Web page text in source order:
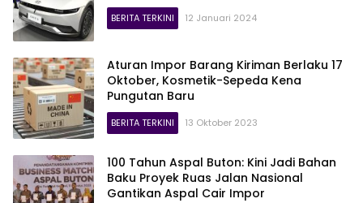
BERITA TERKINI 12 Januari 2024
Aturan Impor Barang Kiriman Berlaku 17
Oktober, Kosmetik-Sepeda Kena
Pungutan Baru
BERITA TERKINI 13 Oktober 2023
100 Tahun Aspal Buton: Kini Jadi Bahan
Baku Proyek Ruas Jalan Nasional
Gantikan Aspal Cair Impor